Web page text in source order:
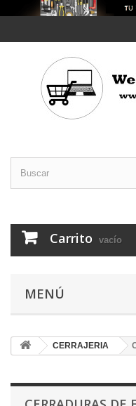
Carrito vacío
MENÚ
CERRAJERIA